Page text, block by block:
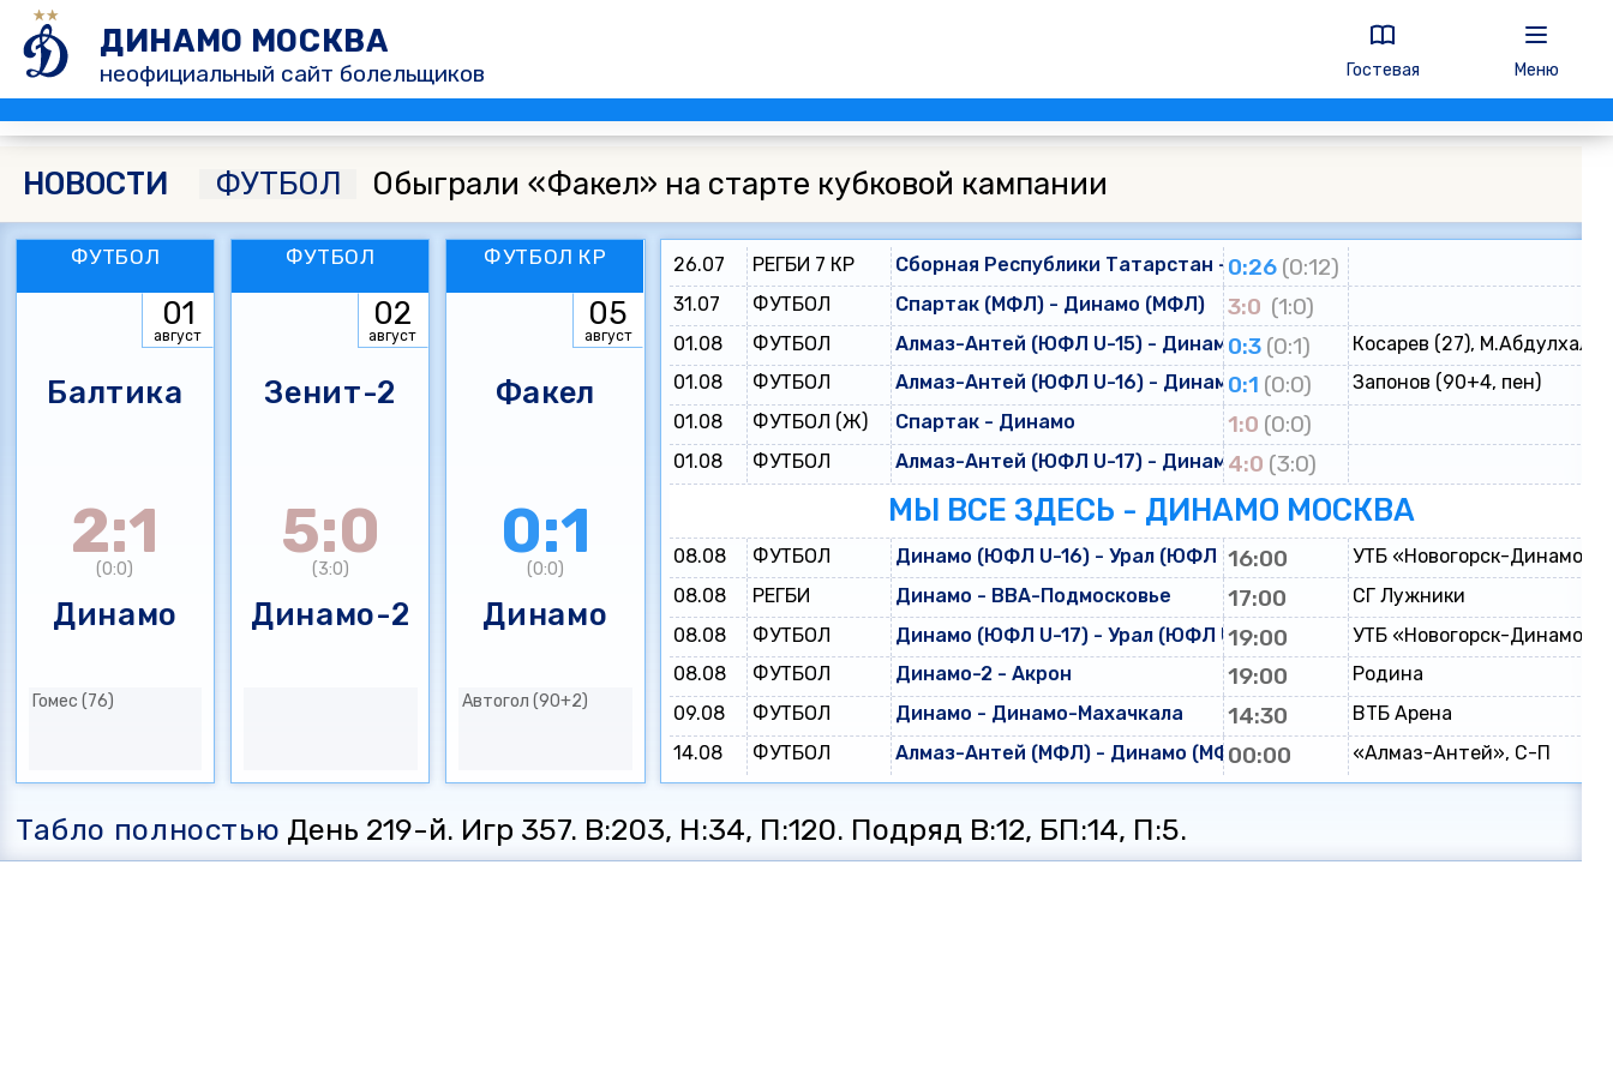
ДИНАМО МОСКВА
неофициальный сайт болельщиков Гостевая Меню
НОВОСТИ ФУТБОЛ Обыграли «Факел» на старте кубковой кампании
ФУТБОЛ
01
август
Балтика
2:1
(0:0)
Динамо
Гомес (76)
ФУТБОЛ
02
август
Зенит-2
5:0
(3:0)
Динамо-2
ФУТБОЛ КР
05
август
Факел
0:1
(0:0)
Динамо
Автогол (90+2)
26.07 РЕГБИ 7 КР Сборная Республики Татарстан - Динамо
0:26 (0:12)
31.07 ФУТБОЛ Спартак (МФЛ) - Динамо (МФЛ) 3:0 (1:0)
01.08 ФУТБОЛ Алмаз-Антей (ЮФЛ U-15) - Динамо (ЮФЛ U-15)
0:3 (0:1)
Косарев (27),
01.08
ФУТБОЛ Алмаз-Антей (ЮФЛ U-16) - Динамо (ЮФЛ U-16)
0:1 (0:0)
Запонов (90+4, пен)
01.08
ФУТБОЛ (Ж) Спартак - Динамо 1:0 (0:0)
01.08 ФУТБОЛ Алмаз-Антей (ЮФЛ U-17) - Динамо (ЮФЛ U-17)
4:0 (3:0)
МЫ ВСЕ ЗДЕСЬ - ДИНАМО МОСКВА
08.08 ФУТБОЛ Динамо (ЮФЛ U-16) - Урал (ЮФЛ U-16)
16:00
УТБ «Новогорск-Динамо»
08.08
РЕГБИ Динамо - ВВА-Подмосковье 17:00
СГ Лужники
08.08
ФУТБОЛ Динамо (ЮФЛ U-17) - Урал (ЮФЛ U-17)
19:00
УТБ «Новогорск-Динамо»
08.08
ФУТБОЛ Динамо-2 - Акрон 19:00
Родина
09.08
ФУТБОЛ Динамо - Динамо-Махачкала 14:30
ВТБ Арена
14.08
ФУТБОЛ Алмаз-Антей (МФЛ) - Динамо (МФЛ)00:00 «Алмаз-Антей», С-П
Табло полностью День 219-й. Игр 357. В:203, Н:34, П:120. Подряд В:12, БП:14, П:5.